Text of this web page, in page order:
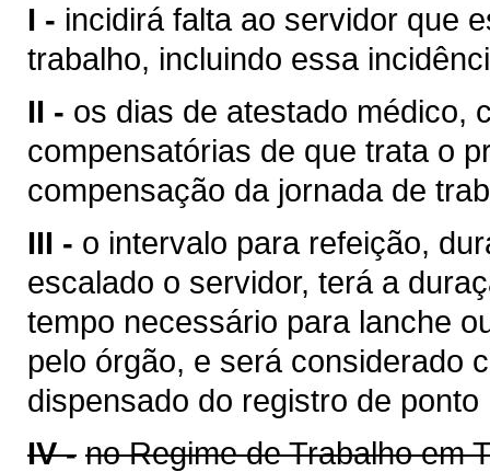
I - incidirá falta ao servidor que
trabalho, incluindo essa
II - os dias de atestado médico,
compensatórias de que trata o
compensação da jornada de
III - o intervalo para refeição,
escalado o servidor, terá a
tempo necessário para lanche
pelo órgão, e será considerado
dispensado do registro de
IV - no Regime de Trabalho em